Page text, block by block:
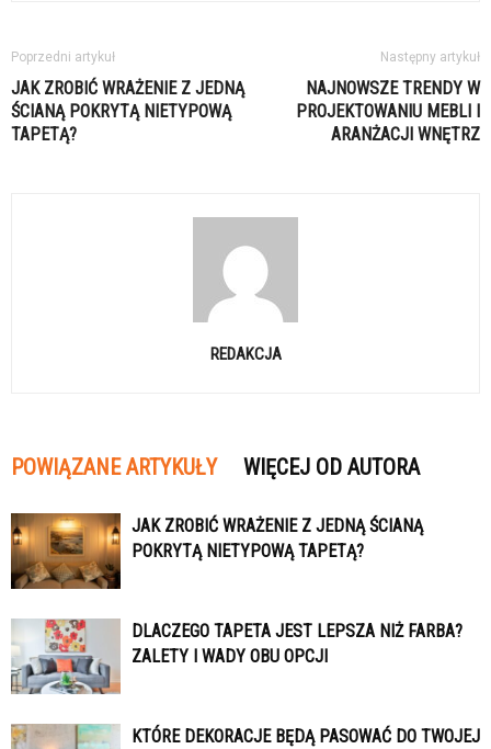
Poprzedni artykuł
JAK ZROBIĆ WRAŻENIE Z JEDNĄ
ŚCIANĄ POKRYTĄ NIETYPOWĄ
TAPETĄ?
Następny artykuł
NAJNOWSZE TRENDY W
PROJEKTOWANIU MEBLI I
ARANŻACJI WNĘTRZ
REDAKCJA
POWIĄZANE ARTYKUŁY WIĘCEJ OD AUTORA
JAK ZROBIĆ WRAŻENIE Z JEDNĄ ŚCIANĄ
POKRYTĄ NIETYPOWĄ TAPETĄ?
DLACZEGO TAPETA JEST LEPSZA NIŻ FARBA?
ZALETY I WADY OBU OPCJI
KTÓRE DEKORACJE BĘDĄ PASOWAĆ DO TWOJEJ